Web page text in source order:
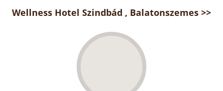
Wellness Hotel Szindbád , Balatonszemes >>